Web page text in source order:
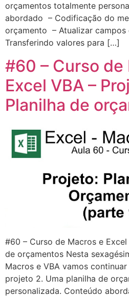
orçamentos totalmente
abordado – Codificação do
orçamento – Atualizar
Transferindo valores para […]
#60 – Curso de
Excel VBA –
Planilha de
#60 – Curso de Macros e
de orçamentos Nesta
Macros e VBA vamos
projeto 2. Uma planilha de
personalizada. Conteúdo